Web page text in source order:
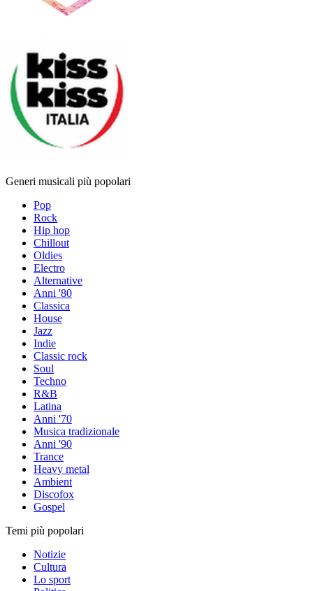
Generi musicali più popolari
Pop
Rock
Hip hop
Chillout
Oldies
Electro
Alternative
Anni '80
Classica
House
Jazz
Indie
Classic rock
Soul
Techno
R&B
Latina
Anni '70
Musica tradizionale
Anni '90
Trance
Heavy metal
Ambient
Discofox
Gospel
Temi più popolari
Notizie
Cultura
Lo sport